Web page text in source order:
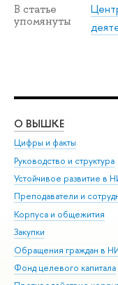
статье
упомянуты
О ВЫШКЕ
Цифры и факты
Руководство и структура
Устойчивое развитие в
Преподаватели и
Корпуса и общежития
Закупки
Обращения граждан в
Фонд целевого капитала